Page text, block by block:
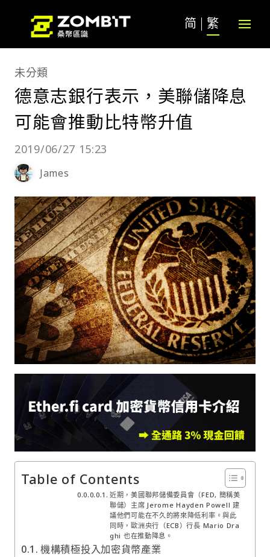
简 繁
未分類
德意志銀行表示，美聯儲降息
可能會推動比特幣升值
2019/06/27 15:23
James
Table of Contents
近期，美國聯邦儲備委員會（FED, 簡稱美
聯儲）主席 Jerome Hayden Powell 建
議他們可能在不久的將來降低利率。與此
同時，歐洲央行（ECB）行長 Mario Dra
ghi 也在推動降息。
機構積極投入加密貨幣產業